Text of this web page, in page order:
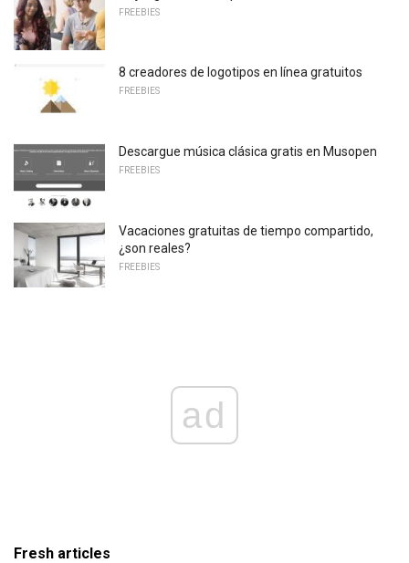
FREEBIES
8 creadores de logotipos en línea gratuitos
FREEBIES
Descargue música clásica gratis en Musopen
FREEBIES
Vacaciones gratuitas de tiempo compartido,
¿son reales?
FREEBIES
ad
Fresh articles